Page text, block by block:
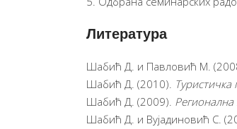
Литература
Шабић Д. и Павловић М.
Шабић Д. (2010). Туристичка
Шабић Д. (2009). Регионална
Шабић Д. и Вујадиновић С.